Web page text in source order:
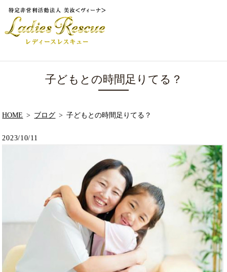
子どもとの時間足りてる？
HOME ブログ 子どもとの時間足りてる？
2023/10/11